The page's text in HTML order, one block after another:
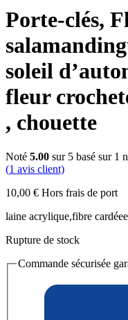
Porte-clés,
soleil
fleur
, chouette
Noté 5.00 sur 5 basé sur 1
(1 avis client)
10,00 € Hors frais de port
laine acrylique,fibre cardéee
Rupture de stock
Commande sécurisée